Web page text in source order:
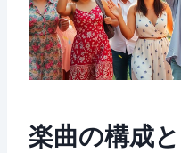
楽曲の構成